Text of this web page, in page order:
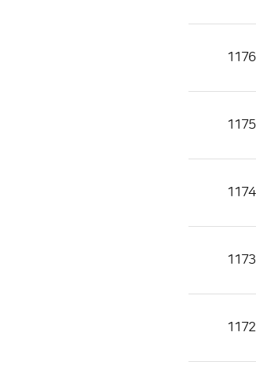
성
다.
1176
1175
1174
1173
1172